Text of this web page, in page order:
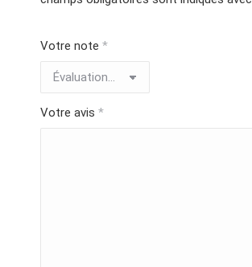
Votre note *
Votre avis *